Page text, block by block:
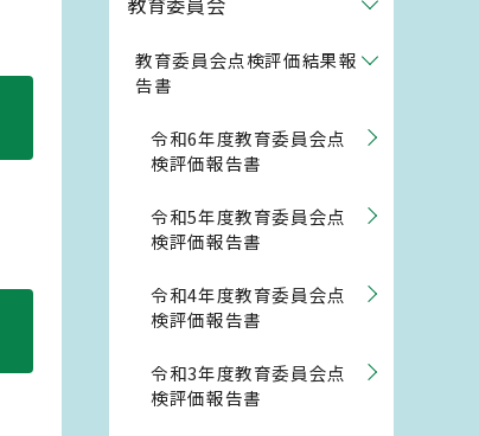
教育委員会点検評価結果報
告書
令和6年度教育委員会点
検評価報告書
令和5年度教育委員会点
検評価報告書
令和4年度教育委員会点
検評価報告書
令和3年度教育委員会点
検評価報告書